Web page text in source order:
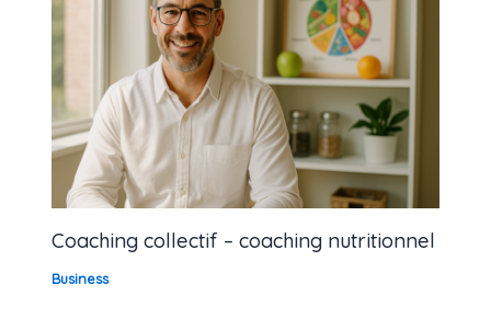
Coaching collectif – coaching nutritionnel
Business